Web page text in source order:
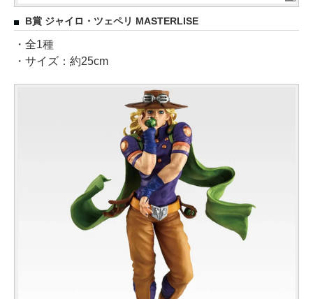
B賞 ジャイロ・ツェペリ MASTERLISE
・全1種
・サイズ：約25cm